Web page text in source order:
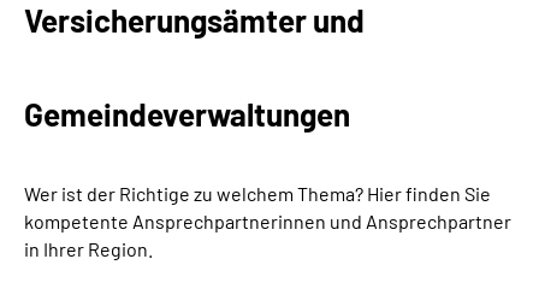
Experten
Suche
Versicherungsämter und
Gemeindeverwaltungen
Wer ist der Richtige zu welchem Thema? Hier finden Sie
kompetente Ansprechpartnerinnen und Ansprechpartner
in Ihrer Region.